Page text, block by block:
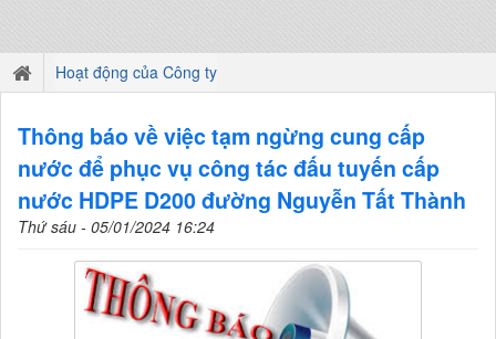
Hoạt động của Công ty
Thông báo về việc tạm ngừng cung cấp
nước để phục vụ công tác đấu tuyến cấp
nước HDPE D200 đường Nguyễn Tất Thành
Thứ sáu - 05/01/2024 16:24